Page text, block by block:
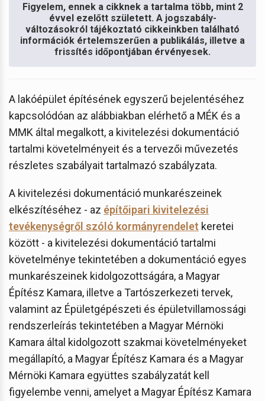
Figyelem, ennek a cikknek a tartalma több, mint 2
évvel ezelőtt született. A jogszabály-
változásokról tájékoztató cikkeinkben található
információk értelemszerűen a publikálás, illetve a
frissítés időpontjában érvényesek.
A lakóépület építésének egyszerű bejelentéséhez
kapcsolódóan az alábbiakban elérhető a MÉK és a
MMK által megalkott, a kivitelezési dokumentáció
tartalmi követelményeit és a tervezői művezetés
részletes szabályait tartalmazó szabályzata.
A kivitelezési dokumentáció munkarészeinek
elkészítéséhez - az építőipari kivitelezési
tevékenységről szóló kormányrendelet keretei
között - a kivitelezési dokumentáció tartalmi
követelménye tekintetében a dokumentáció egyes
munkarészeinek kidolgozottságára, a Magyar
Építész Kamara, illetve a Tartószerkezeti tervek,
valamint az Épületgépészeti és épületvillamossági
rendszerleírás tekintetében a Magyar Mérnöki
Kamara által kidolgozott szakmai követelményeket
megállapító, a Magyar Építész Kamara és a Magyar
Mérnöki Kamara együttes szabályzatát kell
figyelembe venni, amelyet a Magyar Építész Kamara